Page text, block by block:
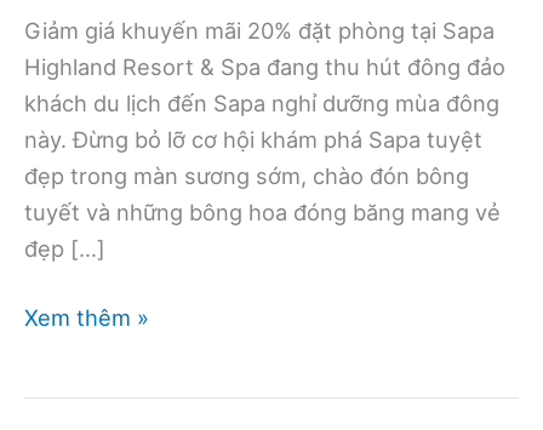
Giảm giá khuyến mãi 20% đặt phòng tại Sapa
Highland Resort & Spa đang thu hút đông đảo
khách du lịch đến Sapa nghỉ dưỡng mùa đông
này. Đừng bỏ lỡ cơ hội khám phá Sapa tuyệt
đẹp trong màn sương sớm, chào đón bông
tuyết và những bông hoa đóng băng mang vẻ
đẹp […]
Giảm
Xem thêm »